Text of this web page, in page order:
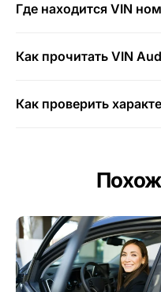
Где находится VIN
Как прочитать VIN
Как проверить